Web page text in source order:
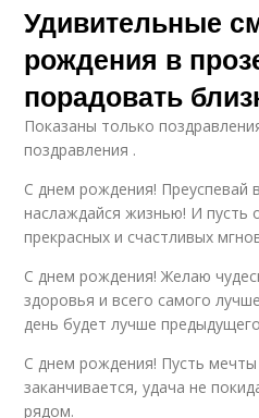
Удивительные
рождения в
порадовать
Показаны только
поздравления .
С днем рождения! Преуспевай
наслаждайся жизнью! И пусть
прекрасных и счастливых
С днем рождения! Желаю
здоровья и всего самого
день будет лучше
С днем рождения! Пусть
заканчивается, удача не
рядом.